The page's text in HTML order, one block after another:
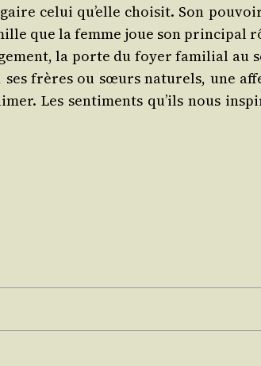
celui qu’elle choi­sit. Son
que la femme joue son prin­ci­pal
la porte du foyer fami­lial au
frères ou sœurs natu­rels, une
Les sen­ti­ments qu’ils nous